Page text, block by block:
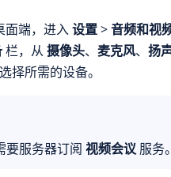
面端，进入设置>音频和视
栏，从 摄像头、 麦克风、 扬
择所需的设备。
要服务器订阅 视频会议服务